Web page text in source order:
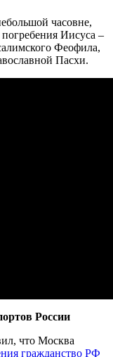
часовне,
Иисуса –
Феофила,
Пасхи.
России
что Москва
гражданство РФ